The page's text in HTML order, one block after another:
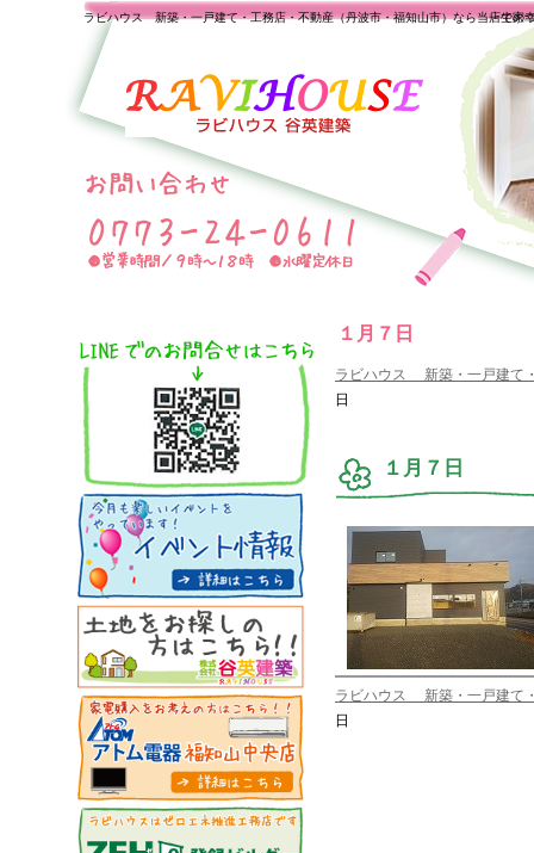
１月７日
一生の
ラビハウス 新築・一戸建て・工務店・不動産（丹波市・福知山市）なら当店で家
ラビハウス 新築・一戸建て
日
１月７日
ラビハウス 新築・一戸建て
日